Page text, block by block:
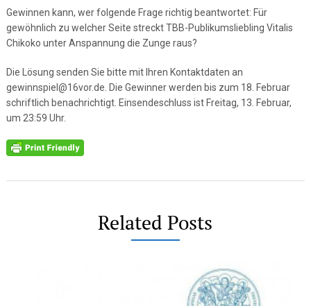
Gewinnen kann, wer folgende Frage richtig beantwortet: Für
gewöhnlich zu welcher Seite streckt TBB-Publikumsliebling Vitalis
Chikoko unter Anspannung die Zunge raus?
Die Lösung senden Sie bitte mit Ihren Kontaktdaten an
gewinnspiel@16vor.de. Die Gewinner werden bis zum 18. Februar
schriftlich benachrichtigt. Einsendeschluss ist Freitag, 13. Februar,
um 23:59 Uhr.
Related Posts